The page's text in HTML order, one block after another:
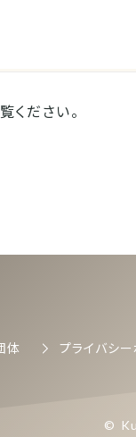
ください。
体 プライバシー
©